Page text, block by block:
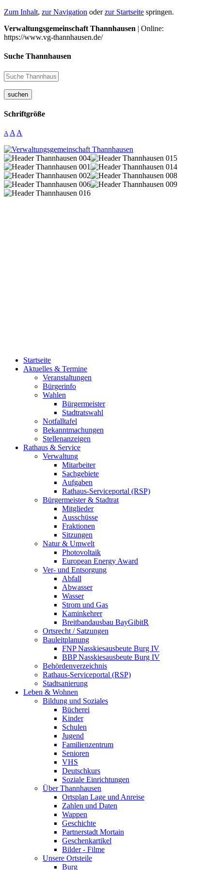
Zum Inhalt, zur Navigation oderzur Startseite springen.
Verwaltungsgemeinschaft Thannhausen | Online:
https://www.vg-thannhausen.de/
Suche Thannhausen
suchen
Schriftgröße
A A A
Startseite
Aktuelles & Termine
Veranstaltungen
Bürgerinfo
Wahlen
Bürgermeister
Stadtratswahl
Notfalltafel
Bekanntmachungen
Stellenanzeigen
Rathaus & Service
Verwaltung
Mitarbeiter
Sachgebiete
Aufgaben
Rathaus-Serviceportal (RSP)
Bürgermeister & Stadtrat
Mitglieder
Ausschüsse
Fraktionen
Sitzungen
Natur & Umwelt
Photovoltaik
European Energy Award
Ver- und Entsorgung
Abfall
Abwasser
Wasser
Strom und Gas
Kaminkehrer
Breitbandausbau BayGibitR
Ortsrecht / Satzungen
Bauleitplanung
FNP Nasskiesausbeute Burg IV
BBP Nasskiesausbeute Burg IV
Behördenverzeichnis
Rathaus-Serviceportal (RSP)
Stadtsanierung
Leben & Wohnen
Bildung und Soziales
Bücherei
Kinder
Schulen
Jugend
Familienzentrum
Senioren
VHS
Deutschkurs
Soziale Einrichtungen
Über Thannhausen
Ortsplan Lage und Anreise
Zahlen und Daten
Wappen
Geschichte
Partnerstadt Mortain
Geschenkartikel
Bilder - Filme
Unsere Ortsteile
Burg